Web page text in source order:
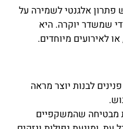
אלגנטי לשמירה על
שמשדר יוקרה. היא
לאירועים מיוחדים.
לבנות יוצר מראה
שהמשקפיים